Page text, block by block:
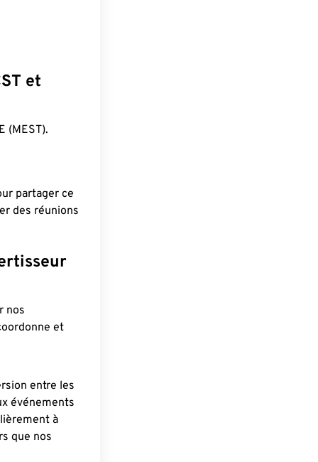
et
(MEST).
partager ce
des réunions
nos
et
entre les
événements
à
que nos